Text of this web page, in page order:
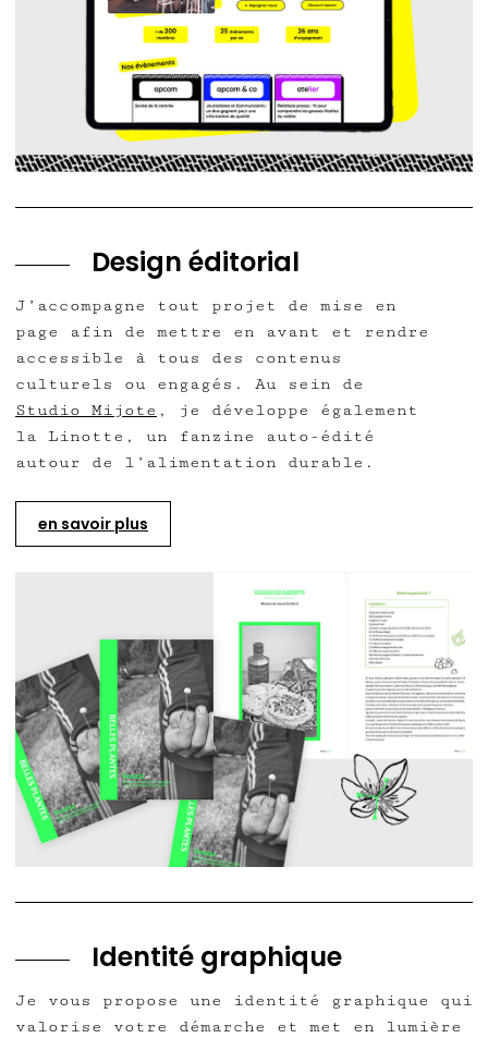
Design éditorial
J’accompagne tout projet de mise en
page afin de mettre en avant et rendre
accessible à tous des contenus
culturels ou engagés. Au sein de
Studio Mijote , je développe également
la Linotte, un fanzine auto-édité
autour de l’alimentation durable.
en savoir plus
Identité graphique
Je vous propose une identité graphique qui
valorise votre démarche et met en lumière